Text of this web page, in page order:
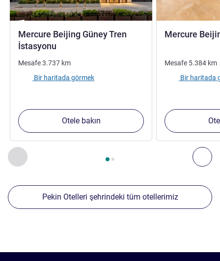
Önceki - Yakınlardaki diğer tesislerimiz
Sayfa , Yakınlardaki diğer tesislerimiz 1 :, Yakınlardaki
Mercure Beijing Güney Tren
İstasyonu
Mesafe3.737 km
Bir haritada görmek
Otele bakın
Mercure
Mesafe 5.384 km
Bir haritada
Pekin Otelleri şehrindeki tüm otellerimiz